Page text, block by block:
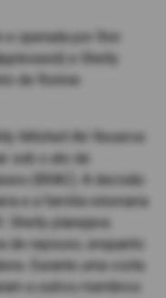
e operada por Ron
e Shelly
de Ronnie
Mitchell Air Reserve
sob o ato de
(BRAC). A decisão
e a família retornaria
Shelly planejava
de repouso, enquanto
Durante uma visita
a outros membros